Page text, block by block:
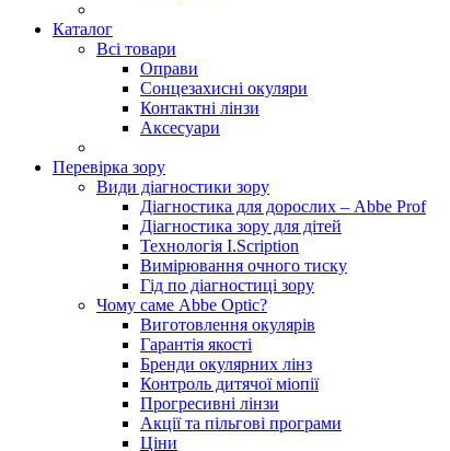
Каталог
Всі товари
Оправи
Сонцезахисні окуляри
Контактні лінзи
Аксесуари
Перевірка зору
Види діагностики зору
Діагностика для дорослих – Abbe Prof
Діагностика зору для дітей
Технологія I.Scription
Вимірювання очного тиску
Гід по діагностиці зору
Чому саме Abbe Optic?
Виготовлення окулярів
Гарантія якості
Бренди окулярних лінз
Контроль дитячої міопії
Прогресивні лінзи
Акції та пільгові програми
Ціни